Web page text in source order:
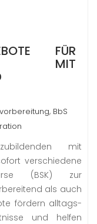
FÜR
MIT
, BbS
mit
verschiedene
(BSK) zur
als auch
fördern alltags-
und helfen